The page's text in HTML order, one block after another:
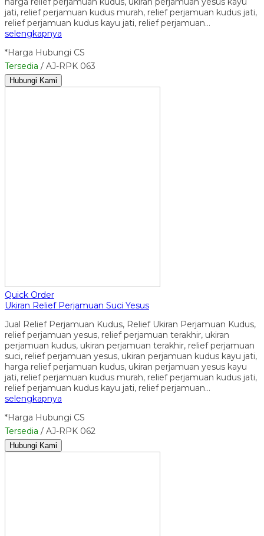
jati, relief perjamuan kudus murah, relief perjamuan kudus jati,
relief perjamuan kudus kayu jati, relief perjamuan…
selengkapnya
*Harga Hubungi CS
Tersedia / AJ-RPK 063
Hubungi Kami
Quick Order
Ukiran Relief Perjamuan Suci Yesus
Jual Relief Perjamuan Kudus, Relief Ukiran Perjamuan Kudus,
relief perjamuan yesus, relief perjamuan terakhir, ukiran
perjamuan kudus, ukiran perjamuan terakhir, relief perjamuan
suci, relief perjamuan yesus, ukiran perjamuan kudus kayu jati,
harga relief perjamuan kudus, ukiran perjamuan yesus kayu
jati, relief perjamuan kudus murah, relief perjamuan kudus jati,
relief perjamuan kudus kayu jati, relief perjamuan…
selengkapnya
*Harga Hubungi CS
Tersedia / AJ-RPK 062
Hubungi Kami